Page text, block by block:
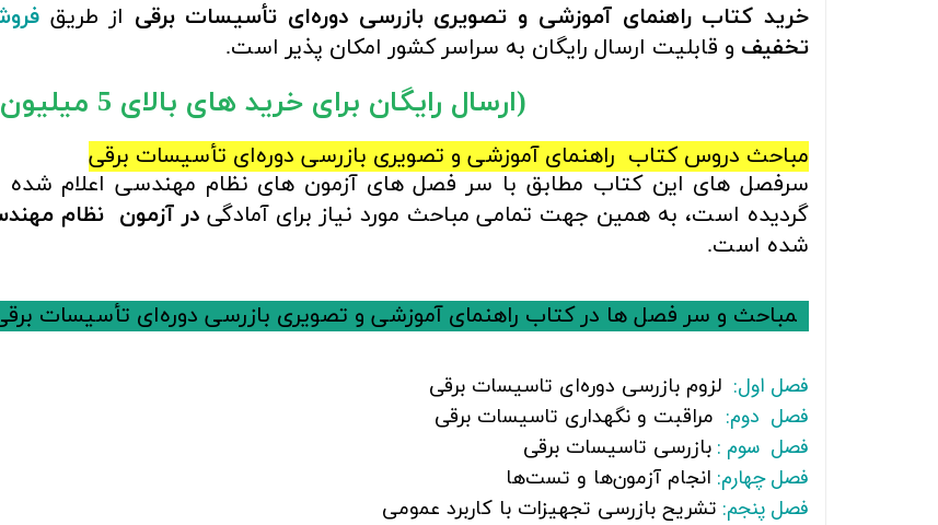
خرید کتاب راهنمای آموزشی و تصویری بازرسی دوره‌ای تأسیسات برقی از طریق
تخفیف و قابلیت ارسال رایگان به سراسر کشور امکان پذیر است.
(ارسال رایگان برای خرید های بالای 5 میلیون تومان)
مباحث دروس کتاب راهنمای آموزشی و تصویری بازرسی دوره‌ای تأسیسات برقی
سرفصل های این کتاب مطابق با سر فصل های آزمون های نظام مهندسی اعلام
گردیده است، به همین جهت تمامی مباحث مورد نیاز برای آمادگیدر آزمون نظام
شده است.
مباحث و سر فصل ها در کتاب راهنمای آموزشی و تصویری بازرسی دوره‌ای تأسیسات
فصل اول: لزوم بازرسی دوره‌ای تاسیسات برقی
فصل دوم: مراقبت و نگهداری تاسیسات برقی
فصل سوم : بازرسی تاسیسات برقی
فصل چهارم: انجام آزمون‌ها و تست‌ها
فصل پنجم: تشریح بازرسی تجهیزات با کاربرد عمومی